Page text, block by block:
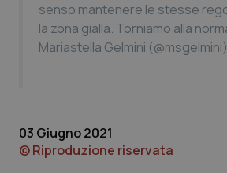
Sardegna
Sicilia
Umbria
Malattia di Crohn &
Neuroscienze & patologie
Oftalmologia
senso mantenere le stesse
la zona gialla. Torniamo alla
Mariastella Gelmini (@msgelmini)
03 Giugno 2021
© Riproduzione riservata